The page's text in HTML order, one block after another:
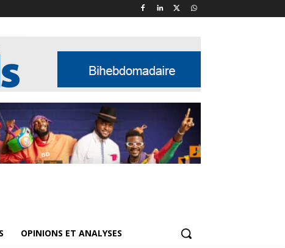
OPINIONS ET ANALYSES